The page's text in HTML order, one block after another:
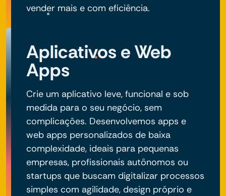
vender mais e com eficiência.
Aplicativos e Web
Apps
Crie um aplicativo leve, funcional e sob
medida para o seu negócio, sem
complicações. Desenvolvemos apps e
web apps personalizados de baixa
complexidade, ideais para pequenas
empresas, profissionais autônomos ou
startups que buscam digitalizar processos
simples com agilidade, design próprio e